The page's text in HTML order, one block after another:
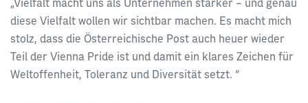
„Vielfalt macht uns als Unternehmen stärker – und genau
diese Vielfalt wollen wir sichtbar machen. Es macht mich
stolz, dass die Österreichische Post auch heuer wieder
Teil der Vienna Pride ist und damit ein klares Zeichen für
Weltoffenheit, Toleranz und Diversität setzt. “